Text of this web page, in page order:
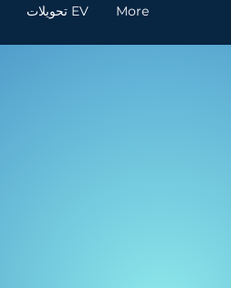
تحويلات EV More